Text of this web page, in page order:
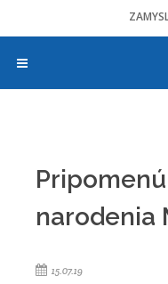
narodenia
15.07.19